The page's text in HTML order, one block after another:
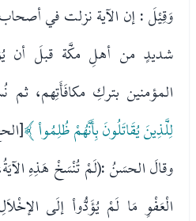
وَقِيْلَ : إن الآية نزلت في
شديدٍ من أهلِ مكَّة قبلَ أن
المؤمنين بتركِ مكافَأَتِهم،
لِلَّذِينَ يُقَاتَلُونَ بِأَنَّهُمْ ظُلِمُواْ ﴾
وقالَ الحسَنُ :(لَمْ تُنْسَخْ هَذِهِ
الْعَفْوِ مَا لَمْ يُؤَدُّواْ إلَى